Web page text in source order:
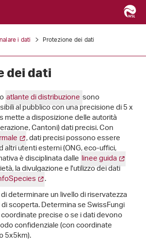
i dati Protezione dei dati
dei dati
atlante di distribuzionesono
al pubblico con una precisione di 5 x
mette a disposizione delle autorità
Cantoni) dati precisi. Con
, dati precisi possono essere
altri utenti esterni (ONG, eco-uffici,
è disciplinata dalle linee guida
la divulgazione e l'utilizzo dei dati
.
determinare un livello di riservatezza
scoperta. Determina se SwissFungi
precise o se i dati devono
confidenziale (con coordinate
5x5km).